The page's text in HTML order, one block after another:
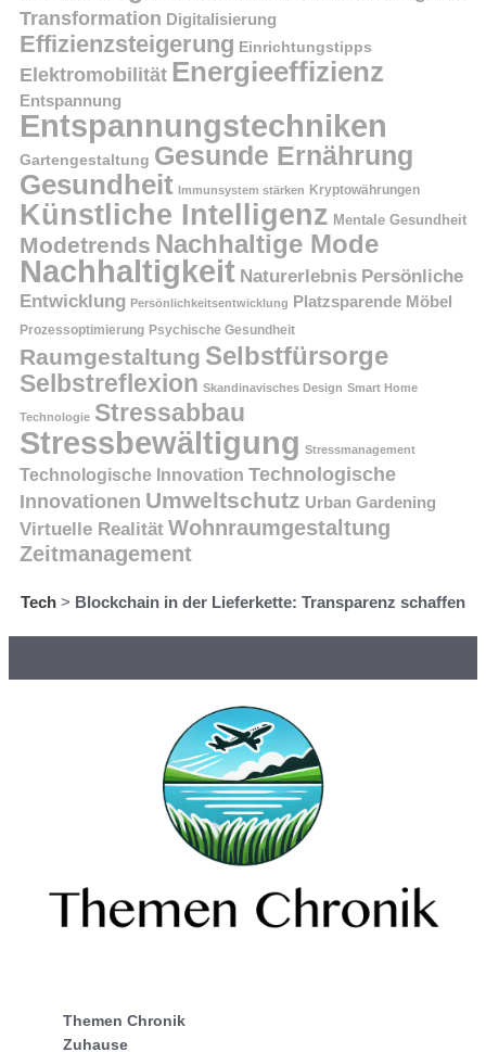
Transformation Digitalisierung
Effizienzsteigerung Einrichtungstipps
Elektromobilität Energieeffizienz
Entspannung
Entspannungstechniken
Gartengestaltung Gesunde Ernährung
Gesundheit Immunsystem stärken Kryptowährungen
Künstliche Intelligenz Mentale Gesundheit
Modetrends Nachhaltige Mode
Nachhaltigkeit Naturerlebnis Persönliche
Entwicklung Persönlichkeitsentwicklung Platzsparende Möbel
Prozessoptimierung Psychische Gesundheit
Raumgestaltung Selbstfürsorge
Selbstreflexion Skandinavisches Design Smart Home
Technologie Stressabbau
Stressbewältigung Stressmanagement
Technologische Innovation Technologische
Innovationen Umweltschutz Urban Gardening
Virtuelle Realität Wohnraumgestaltung
Zeitmanagement
Tech > Blockchain in der Lieferkette: Transparenz schaffen
Themen Chronik
Zuhause